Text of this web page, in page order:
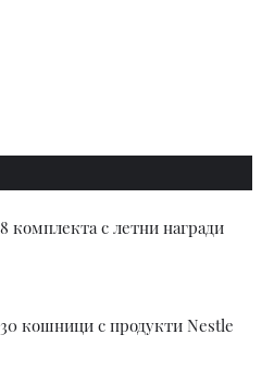
комплекта с летни награди
кошници с продукти Nestle